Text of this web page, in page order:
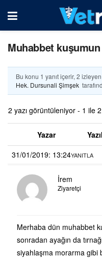
Muhabbet
Bu konu 1 yanıt içerir, 2
Hek. Dursunali Şimşek
2 yazı görüntüleniyor - 1 ile
Yazar
31/01/2019: 13:24YANITLA
İrem
Ziyaretçi
Merhaba dün muhabbet
sonradan ayağın da
siyahlaşma morarma gibi